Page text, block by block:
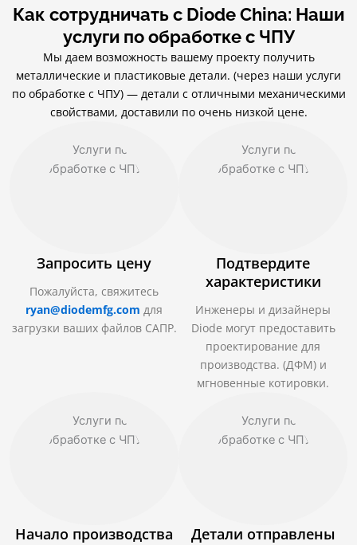
Как сотрудничать с Diode China: Наши
услуги по обработке с ЧПУ
Мы даем возможность вашему проекту получить
металлические и пластиковые детали. (через наши услуги
по обработке с ЧПУ) — детали с отличными механическими
свойствами, доставили по очень низкой цене.
Запросить цену
Пожалуйста, свяжитесь
ryan@diodemfg.com для
загрузки ваших файлов САПР.
Подтвердите
характеристики
Инженеры и дизайнеры
Diode могут предоставить
проектирование для
производства. (ДФМ) и
мгновенные котировки.
Начало производства Детали отправлены